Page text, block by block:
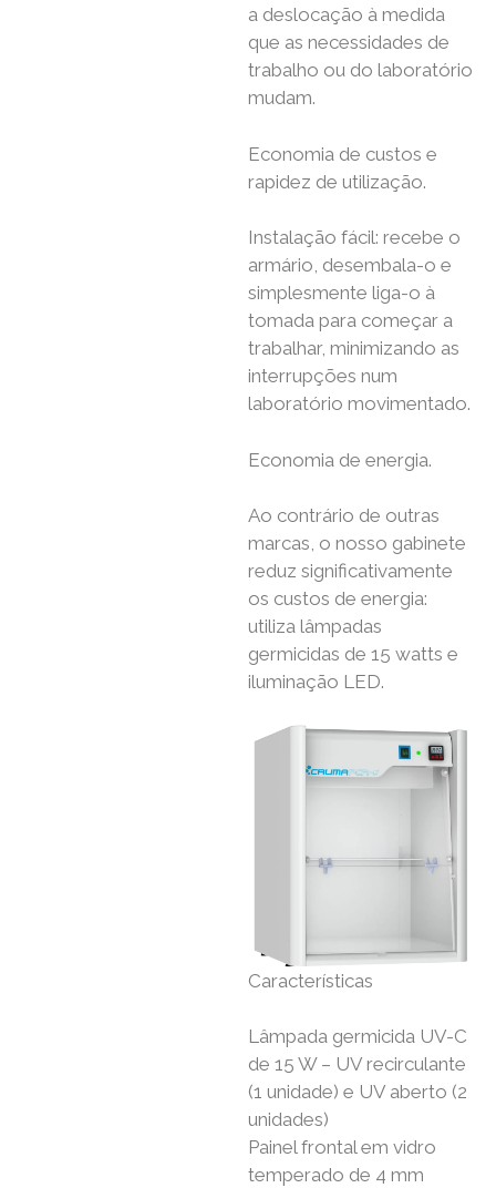
a deslocação à medida
que as necessidades de
trabalho ou do laboratório
mudam.
Economia de custos e
rapidez de utilização.
Instalação fácil: recebe o
armário, desembala-o e
simplesmente liga-o à
tomada para começar a
trabalhar, minimizando as
interrupções num
laboratório movimentado.
Economia de energia.
Ao contrário de outras
marcas, o nosso gabinete
reduz significativamente
os custos de energia:
utiliza lâmpadas
germicidas de 15 watts e
iluminação LED.
Características
Lâmpada germicida UV-C
de 15 W – UV recirculante
(1 unidade) e UV aberto (2
unidades)
Painel frontal em vidro
temperado de 4 mm